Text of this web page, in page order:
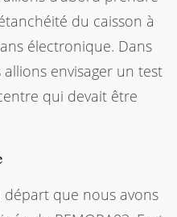
du caisson à
électronique. Dans
envisager un test
qui devait être
départ que nous avons